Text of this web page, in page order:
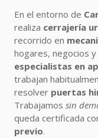
En el entorno de
realiza cerrajería
recorrido en
hogares, negocios
especialistas en
trabajan
resolver puertas
Trabajamos sin
queda certificada
previo.